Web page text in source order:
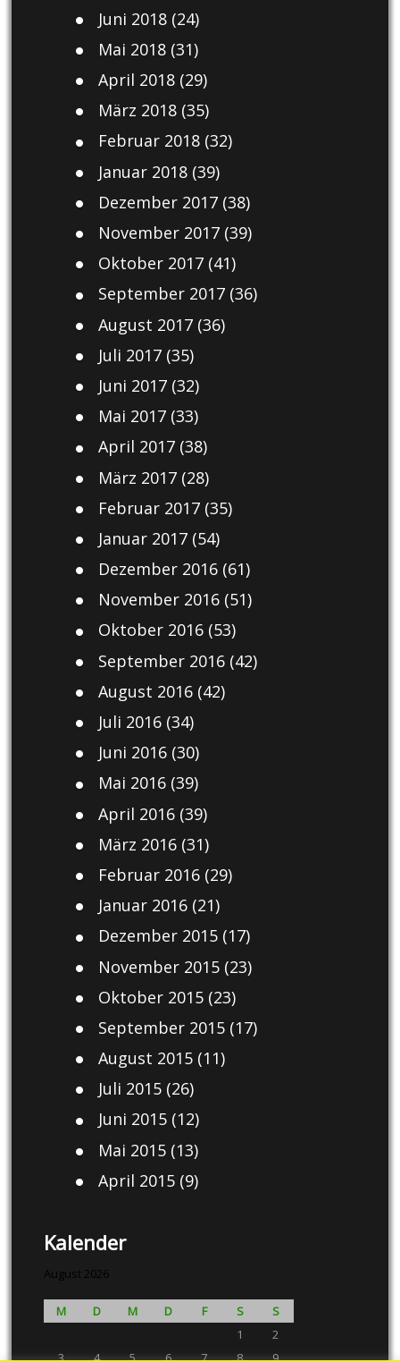
Juni 2018(24)
Mai 2018(31)
April 2018(29)
März 2018(35)
Februar 2018(32)
Januar 2018(39)
Dezember 2017(38)
November 2017(39)
Oktober 2017(41)
September 2017(36)
August 2017(36)
Juli 2017(35)
Juni 2017(32)
Mai 2017(33)
April 2017(38)
März 2017(28)
Februar 2017(35)
Januar 2017(54)
Dezember 2016(61)
November 2016(51)
Oktober 2016(53)
September 2016(42)
August 2016(42)
Juli 2016(34)
Juni 2016(30)
Mai 2016(39)
April 2016(39)
März 2016(31)
Februar 2016(29)
Januar 2016(21)
Dezember 2015(17)
November 2015(23)
Oktober 2015(23)
September 2015(17)
August 2015(11)
Juli 2015(26)
Juni 2015(12)
Mai 2015(13)
April 2015(9)
Kalender
August 2026
M D M D F S
S
1
2
3
4 5 6 7 8 9